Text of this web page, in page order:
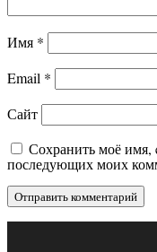
Имя *
Email *
Сайт
Сохранить моё имя,
последующих моих